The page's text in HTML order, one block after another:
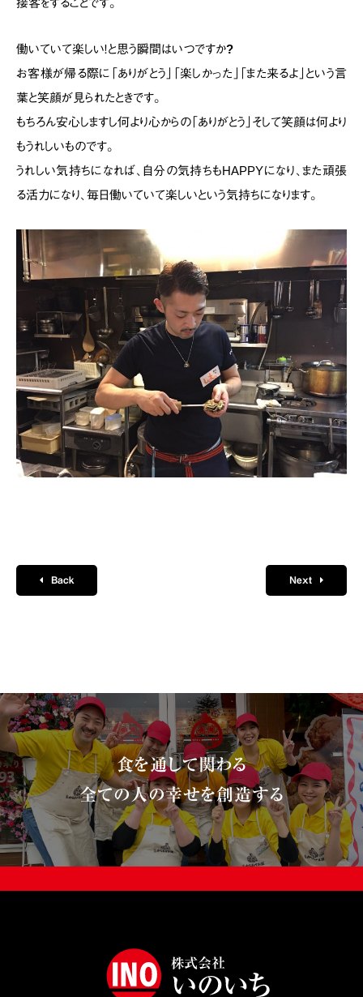
働いていて楽しい！と思う瞬間はいつですか?
お客様が帰る際に「ありがとう」「楽しかった」「また来るよ」という言
葉と笑顔が見られたときです。
もちろん安心しますし何より心からの「ありがとう」そして笑顔は何より
もうれしいものです。
うれしい気持ちになれば、自分の気持ちもHAPPYになり、 また頑張
る活力になり、毎日働いていて楽しいという気持ちになります。
Back Next
食を通して関わる
全ての人の幸せを創造する